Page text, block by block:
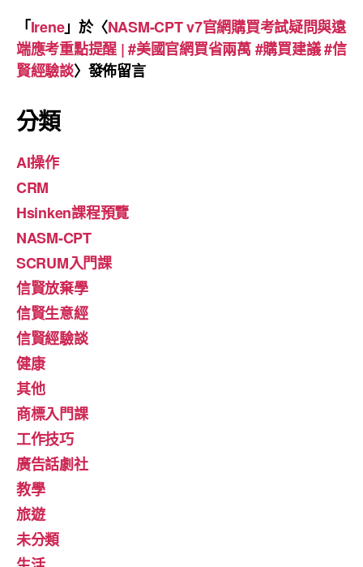
「Irene」於〈NASM-CPT v7官網購買考試疑問與遠
端應考重點提醒 | #美國官網買省兩萬 #購買建議 #信
賢經驗談〉發佈留言
分類
AI操作
CRM
Hsinken課程預覽
NASM-CPT
SCRUM入門課
信賢放棄學
信賢生意經
信賢經驗談
健康
其他
商標入門課
工作技巧
廣告話劇社
教學
旅遊
未分類